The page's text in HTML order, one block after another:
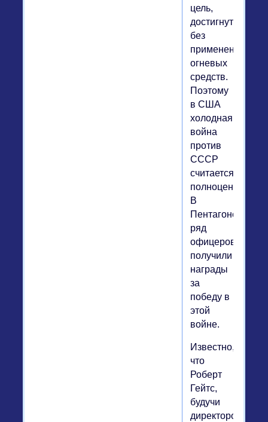
цель,
достигнутая
без
применения
огневых
средств.
Поэтому
в США
холодная
война
против
СССР
считается
полноценной.
В
Пентагоне
ряд
офицеров
получили
награды
за
победу в
этой
войне.
Известно,
что
Роберт
Гейтс,
будучи
директором